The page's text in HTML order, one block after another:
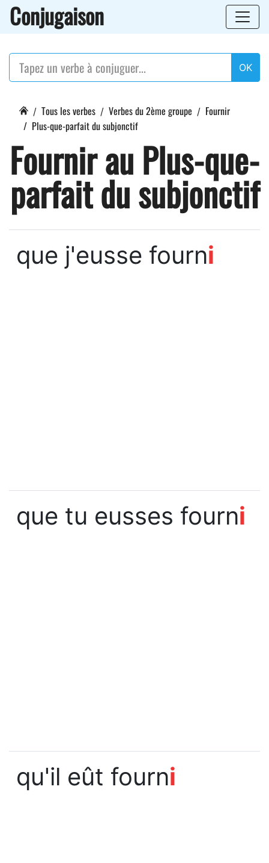
Conjugaison
OK
Tous les verbes Verbes du 2ème groupe
Fournir
Plus-que-parfait du subjonctif
Fournir au Plus-que-
parfait du subjonctif
que j'eusse fourni
que tu eusses fourni
qu'il eût fourni